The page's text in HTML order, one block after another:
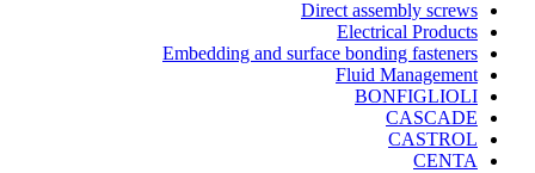
Direct assembly screws
Electrical Products
Embedding and surface bonding fasteners
Fluid Management
BONFIGLIOLI
CASCADE
CASTROL
CENTA